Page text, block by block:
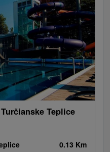
Teplice
0.13 Km